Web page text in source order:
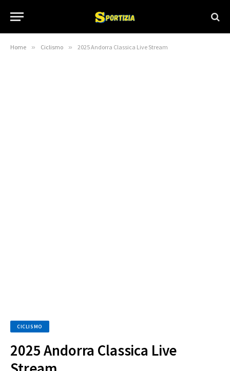
Home » Ciclismo » 2025 Andorra Classica Live Stream
CICLISMO
2025 Andorra Classica Live